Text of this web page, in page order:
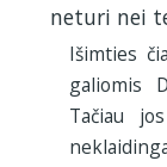
neturi nei
Išimties
galiomis
Tačiau